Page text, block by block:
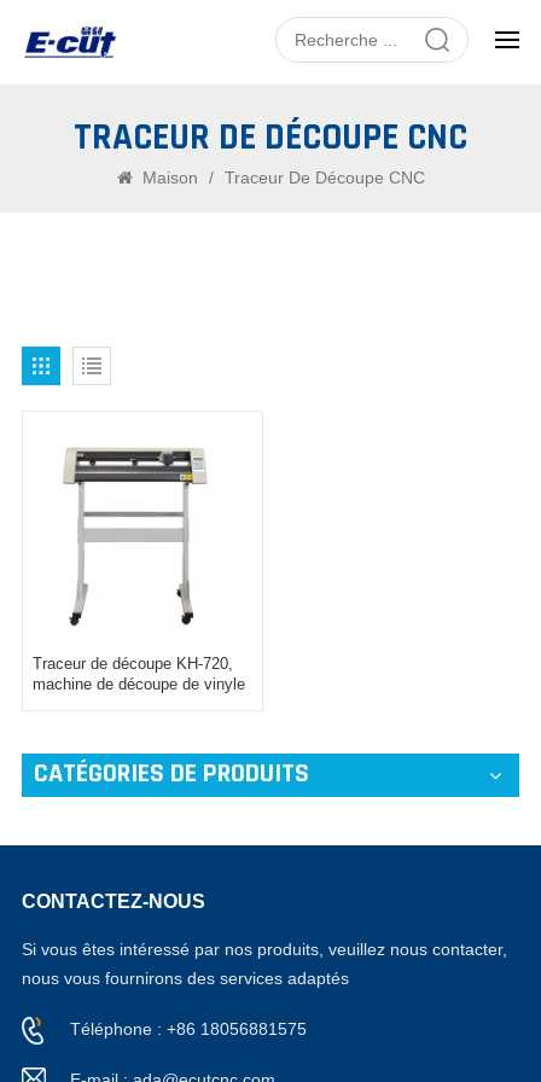
TRACEUR DE DÉCOUPE CNC
Maison / Traceur De Découpe CNC
Traceur de découpe KH-720,
machine de découpe de vinyle
CATÉGORIES DE PRODUITS
CONTACTEZ-NOUS
Si vous êtes intéressé par nos produits, veuillez nous contacter,
nous vous fournirons des services adaptés
Téléphone : +86 18056881575